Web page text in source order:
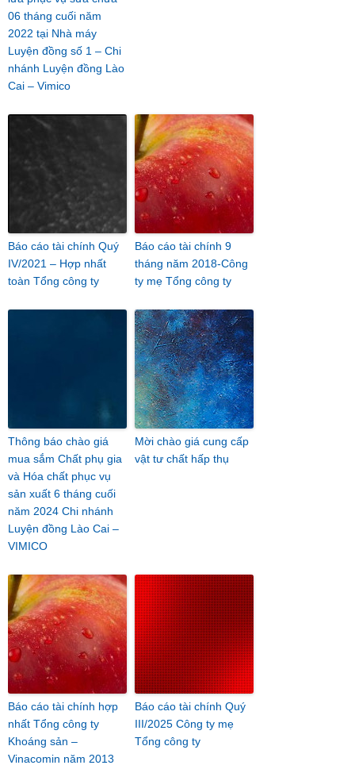
06 tháng cuối năm
2022 tại Nhà máy
Luyện đồng số 1 – Chi
nhánh Luyện đồng Lào
Cai – Vimico
Báo cáo tài chính Quý
IV/2021 – Hợp nhất
toàn Tổng công ty
Báo cáo tài chính 9
tháng năm 2018-Công
ty mẹ Tổng công ty
Thông báo chào giá
mua sắm Chất phụ gia
và Hóa chất phục vụ
sản xuất 6 tháng cuối
năm 2024 Chi nhánh
Luyện đồng Lào Cai –
VIMICO
Mời chào giá cung cấp
vật tư chất hấp thụ
Báo cáo tài chính hợp
nhất Tổng công ty
Khoáng sản –
Vinacomin năm 2013
Báo cáo tài chính Quý
III/2025 Công ty mẹ
Tổng công ty